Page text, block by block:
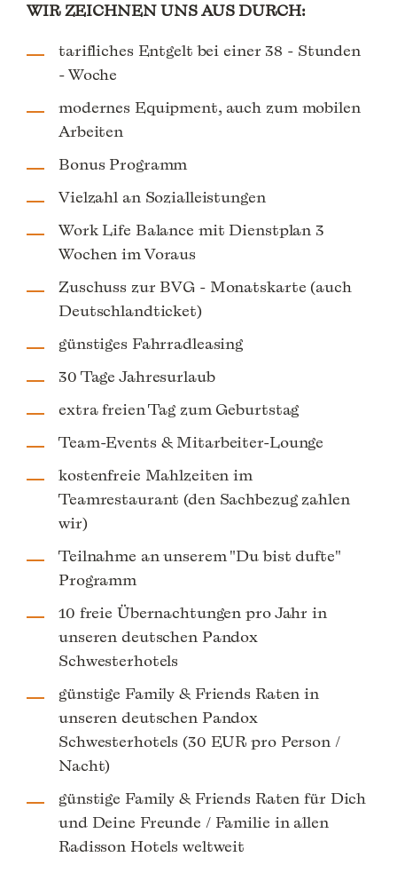
WIR ZEICHNEN UNS AUS DURCH:
tarifliches Entgelt bei einer 38 - Stunden
- Woche
modernes Equipment, auch zum mobilen
Arbeiten
Bonus Programm
Vielzahl an Sozialleistungen
Work Life Balance mit Dienstplan 3
Wochen im Voraus
Zuschuss zur BVG - Monatskarte (auch
Deutschlandticket)
günstiges Fahrradleasing
30 Tage Jahresurlaub
extra freien Tag zum Geburtstag
Team-Events & Mitarbeiter-Lounge
kostenfreie Mahlzeiten im
Teamrestaurant (den Sachbezug zahlen
wir)
Teilnahme an unserem "Du bist dufte"
Programm
10 freie Übernachtungen pro Jahr in
unseren deutschen Pandox
Schwesterhotels
günstige Family & Friends Raten in
unseren deutschen Pandox
Schwesterhotels (30 EUR pro Person /
Nacht)
günstige Family & Friends Raten für Dich
und Deine Freunde / Familie in allen
Radisson Hotels weltweit